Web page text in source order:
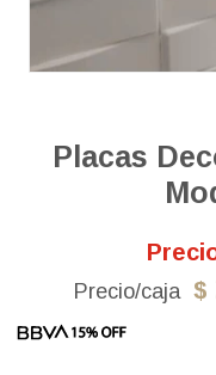
Placas
$